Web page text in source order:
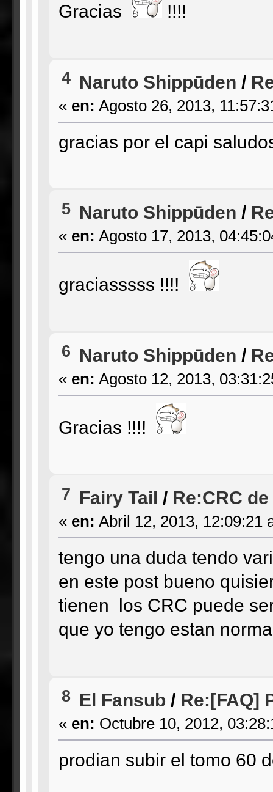
Gracias !!!!
4 Naruto Shippūden /
« en: Agosto 26, 2013,
gracias por el capi
5 Naruto Shippūden /
« en: Agosto 17, 2013,
graciasssss !!!!
6 Naruto Shippūden /
« en: Agosto 12, 2013,
Gracias !!!!
7 Fairy Tail / Re:CRC
« en: Abril 12, 2013, 12:09:21
tengo una duda tendo
en este post bueno
tienen los CRC puede
que yo tengo estan
8 El Fansub / Re:[FAQ]
« en: Octubre 10, 2012,
prodian subir el tomo 60